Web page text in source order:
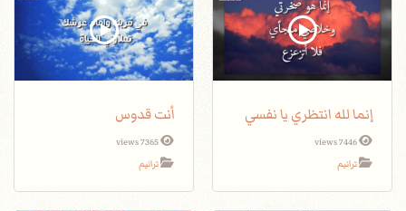
إنما لله انتظري يا نفسي
7446 views
ترانيم
أنت قدوس
7365 views
ترانيم